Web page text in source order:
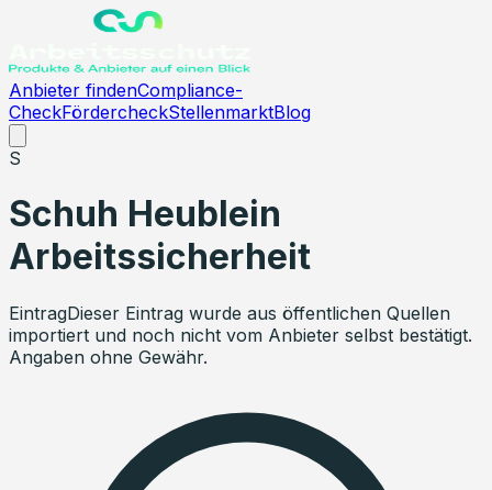
Anbieter findenCompliance-
CheckFördercheckStellenmarktBlog
S
Schuh Heublein
Arbeitssicherheit
EintragDieser Eintrag wurde aus öffentlichen Quellen
importiert und noch nicht vom Anbieter selbst bestätigt.
Angaben ohne Gewähr.